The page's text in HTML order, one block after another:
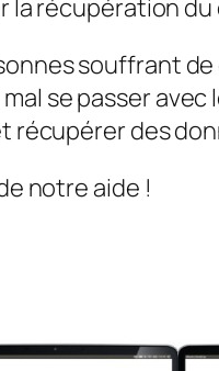
récupération
souffrant
se passer
des
notre aide !